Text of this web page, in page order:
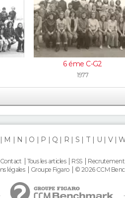
6 éme C-G2
1977
M N O P Q R S T U V
Contact Tous les articles RSS Recrutement
légales
Groupe Figaro © 2026 CCM